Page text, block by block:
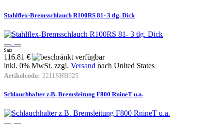
Stahlflex-Bremsschlauch R100RS 81- 3 tlg. Dick
Satz
116.81 €
inkl. 0% MwSt. zzgl. Versand nach United States
Artikelcode: 2211SHB925
Schlauchhalter z.B. Bremsleitung F800 RnineT u.a.